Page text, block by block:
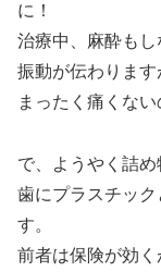
に！
治療中、麻酔も
振動が伝わります
まったく痛くな
で、ようやく詰
歯にプラスチッ
す。
前者は保険が効